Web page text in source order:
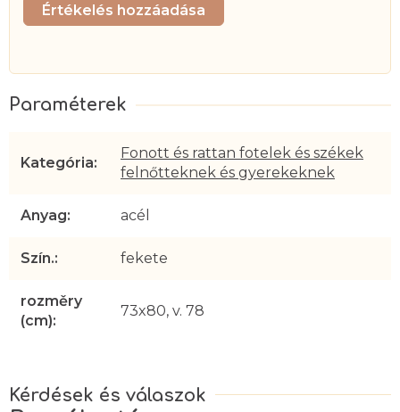
Értékelés hozzáadása
Kategória:
Fonott és rattan fotelek és székek
felnőtteknek és gyerekeknek
Anyag: acél
Szín.: fekete
rozměry
(cm):
73x80, v. 78